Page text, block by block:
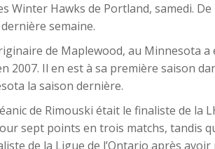
Winter Hawks de Portland, samedi.
semaine.
de Maplewood, au Minnesota
2007. Il en est à sa première saison
la saison dernière.
de Rimouski était le finaliste de la
sept points en trois matchs, tandis
de la Ligue de l’Ontario après